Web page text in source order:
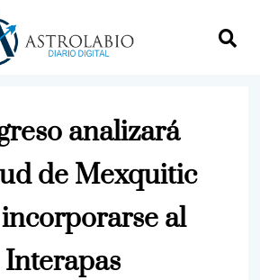
analizará
de Mexquitic
al
Interapas